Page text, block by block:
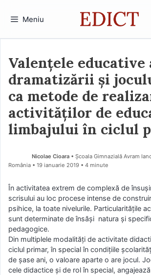
Meniu
Valenţele educative
dramatizării și
ca metode de
activităților de
limbajului în ciclul
Nicolae Cioara • Școala Gimnazială Avram
România
19 ianuarie 2019 • 4 minute
În activitatea extrem de complexă de
scrisului au loc procese intense de
psihice, la toate nivelurile. Particularităţile
sunt determinate de însăşi natura şi
pedagogice.
Din multiplele modalități de activitate
ciclul primar, în special în condiţiile
de şase ani, o valoare aparte o are jocul.
cele didactice şi de rol în special,